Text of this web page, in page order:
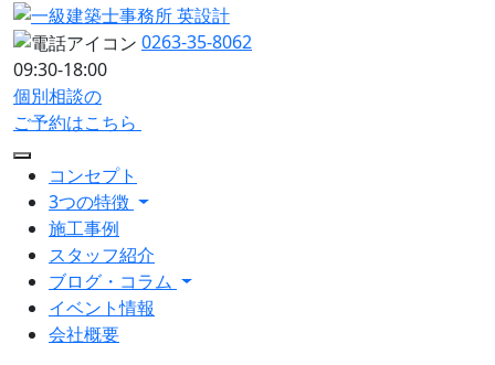
0263-35-8062
09:30-18:00
個別相談の
ご予約はこちら
コンセプト
3つの特徴
施工事例
スタッフ紹介
ブログ・コラム
イベント情報
会社概要